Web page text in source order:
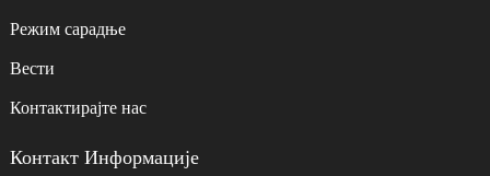
Режим сарадње
Вести
Контактирајте нас
Контакт Информације